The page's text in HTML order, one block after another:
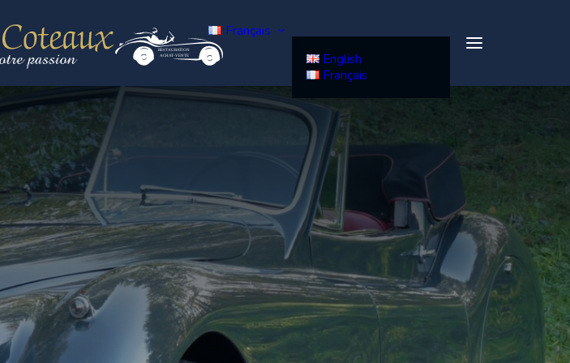
RESTAURATION
ACHAT-VENTE
Français
English
Français